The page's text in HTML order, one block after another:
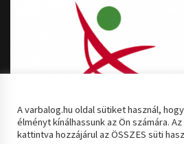
A varbalog.hu oldal sütiket használ,
élményt kínálhassunk az Ön számára.
kattintva hozzájárul az ÖSSZES süti